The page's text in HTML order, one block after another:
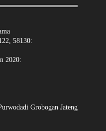
58130:
2020:
Grobogan Jateng